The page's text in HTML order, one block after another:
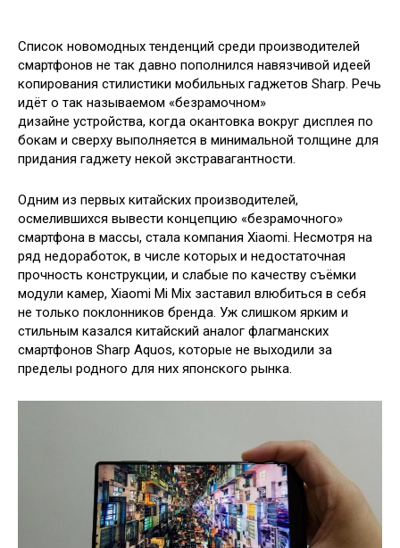
Список новомодных тенденций среди производителей
смартфонов не так давно пополнился навязчивой идеей
копирования стилистики мобильных гаджетов Sharp. Речь
идёт о так называемом «безрамочном»
дизайне устройства, когда окантовка вокруг дисплея по
бокам и сверху выполняется в минимальной толщине для
придания гаджету некой экстравагантности.
Одним из первых китайских производителей,
осмелившихся вывести концепцию «безрамочного»
смартфона в массы, стала компания Xiaomi. Несмотря на
ряд недоработок, в числе которых и недостаточная
прочность конструкции, и слабые по качеству съёмки
модули камер, Xiaomi Mi Mix заставил влюбиться в себя
не только поклонников бренда. Уж слишком ярким и
стильным казался китайский аналог флагманских
смартфонов Sharp Aquos, которые не выходили за
пределы родного для них японского рынка.